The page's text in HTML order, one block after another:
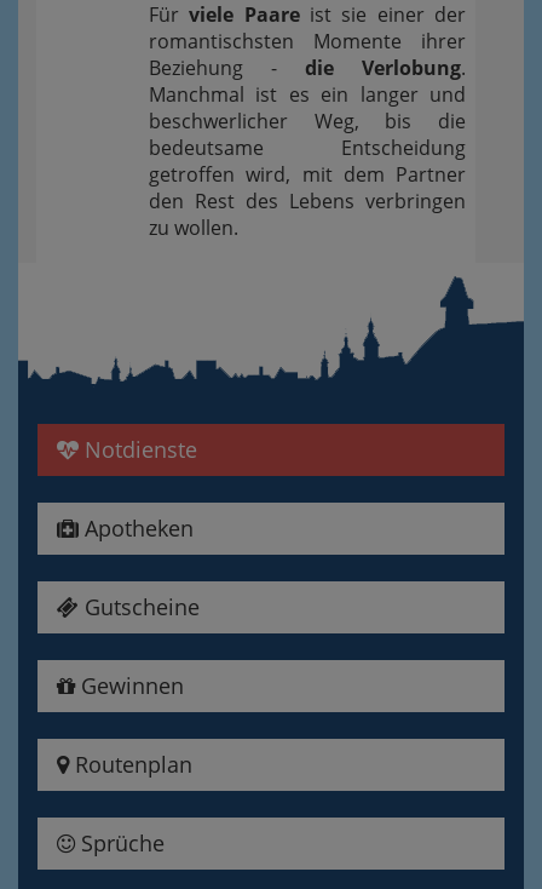
Fürviele Paareist sie einer der
romantischsten Momente ihrer
Beziehung - die Verlobung.
Manchmal ist es ein langer und
beschwerlicher Weg, bis die
bedeutsame Entscheidung
getroffen wird, mit dem Partner
den Rest des Lebens verbringen
zu wollen.
Notdienste
Apotheken
Gutscheine
Gewinnen
Routenplan
Sprüche